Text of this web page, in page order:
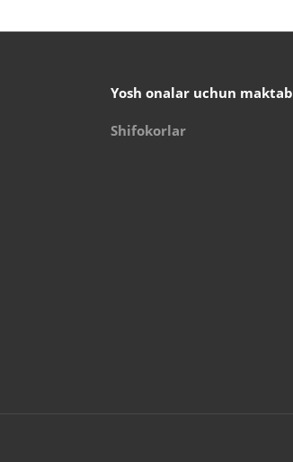
Yosh onalar uchun maktab
Shifokorlar